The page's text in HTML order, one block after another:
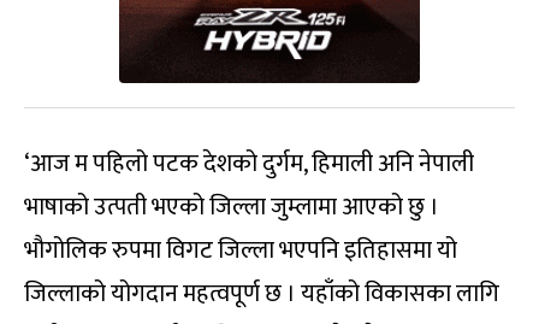
‘आज म पहिलो पटक देशको दुर्गम, हिमाली अनि नेपाली
भाषाको उत्पती भएको जिल्ला जुम्लामा आएको छु ।
भौगोलिक रुपमा विगट जिल्ला भएपनि इतिहासमा यो
जिल्लाको योगदान महत्वपूर्ण छ । यहाँको विकासका लागि